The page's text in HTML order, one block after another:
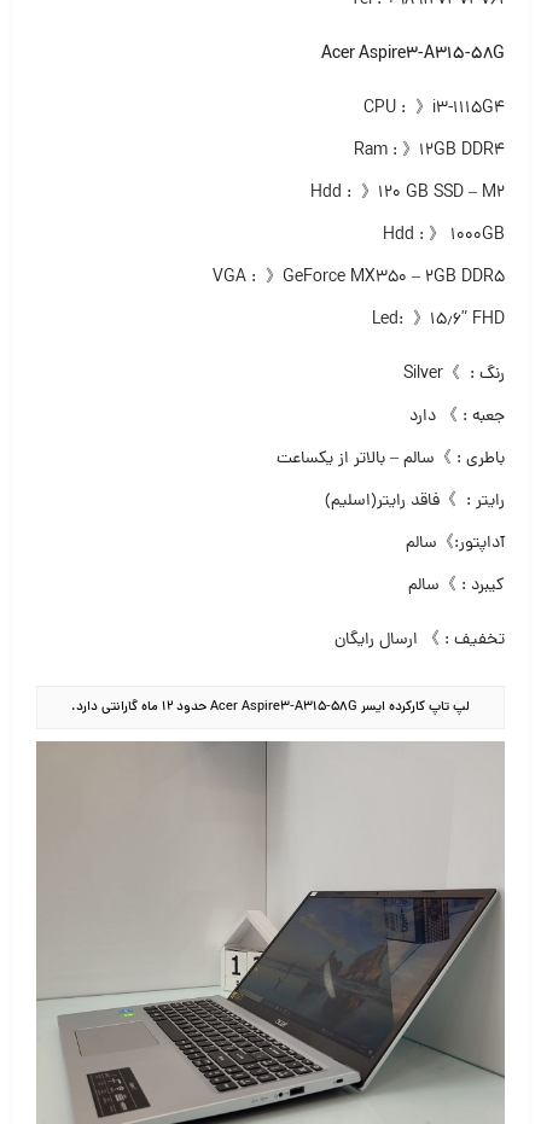
Acer Aspire3-A315-58G
CPU : 》i3-1115G4
Ram : 》۱۲GB DDR4
Hdd : 》۱۲۰ GB SSD – M2
Hdd : 》 ۱۰۰۰GB
VGA : 》GeForce MX350 – ۲GB DDR5
Led: 》۱۵٫۶” FHD
رنگ : 》Silver
جعبه : 》 دارد
باطری : 》سالم – بالاتر از یک­ساعت
رایتر : 》فاقد رایتر(اسلیم)
آداپتور:》سالم
کیبرد : 》سالم
تخفیف : 》 ارسال رایگان
لپ تاپ کارکرده ایسر Acer Aspire3-A315-58G حدود ۱۲ ماه گارانتی دارد.